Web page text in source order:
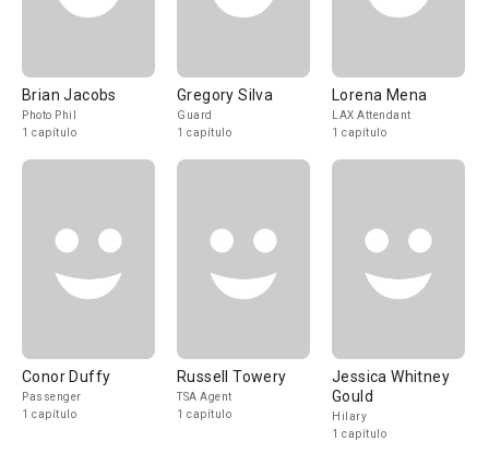
Brian Jacobs
Photo Phil
1 capítulo
Gregory Silva
Guard
1 capítulo
Lorena Mena
LAX Attendant
1 capítulo
Conor Duffy
Passenger
1 capítulo
Russell Towery
TSA Agent
1 capítulo
Jessica Whitney
Gould
Hilary
1 capítulo